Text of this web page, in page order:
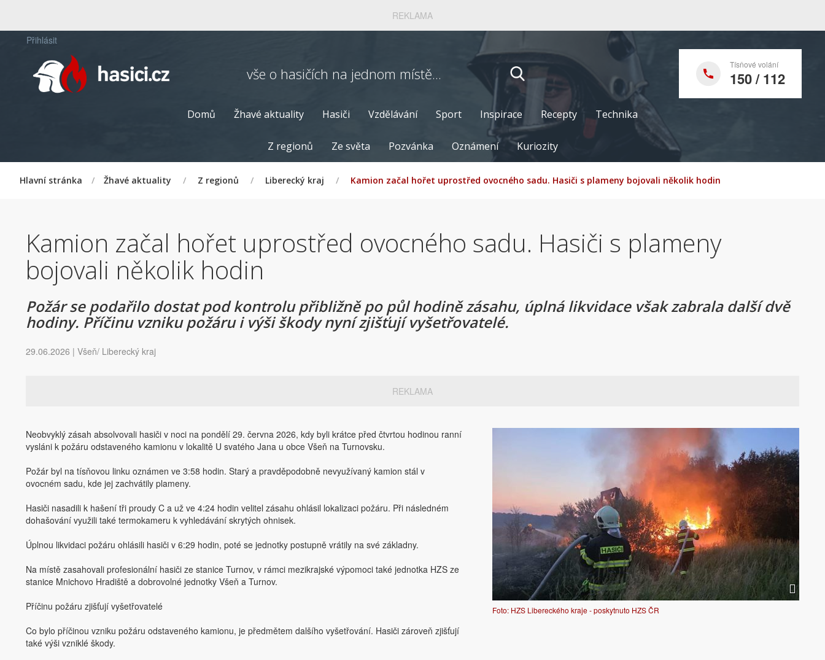
REKLAMA
Přihlásit
vše o hasičích na jednom místě... Tísňové volání
150 / 112
Domů Žhavé aktuality Hasiči Vzdělávání Sport Inspirace Recepty Technika
Z regionů Ze světa Pozvánka Oznámení Kuriozity
Hlavní stránka / Žhavé aktuality / Z regionů / Liberecký kraj / Kamion začal hořet uprostřed ovocného sadu. Hasiči s plameny bojovali několik hodin
Kamion začal hořet uprostřed ovocného sadu. Hasiči s plameny
bojovali několik hodin
Požár se podařilo dostat pod kontrolu přibližně po půl hodině zásahu, úplná likvidace však zabrala další dvě
hodiny. Příčinu vzniku požáru i výši škody nyní zjišťují vyšetřovatelé.
29.06.2026 | Všeň/ Liberecký kraj
REKLAMA
Foto: HZS Libereckého kraje - poskytnuto HZS ČR
Neobvyklý zásah absolvovali hasiči v noci na pondělí 29. června 2026, kdy byli krátce před čtvrtou hodinou ranní
vysláni k požáru odstaveného kamionu v lokalitě U svatého Jana u obce Všeň na Turnovsku.
Požár byl na tísňovou linku oznámen ve 3:58 hodin. Starý a pravděpodobně nevyužívaný kamion stál v
ovocném sadu, kde jej zachvátily plameny.
Hasiči nasadili k hašení tři proudy C a už ve 4:24 hodin velitel zásahu ohlásil lokalizaci požáru. Při následném
dohašování využili také termokameru k vyhledávání skrytých ohnisek.
Úplnou likvidaci požáru ohlásili hasiči v 6:29 hodin, poté se jednotky postupně vrátily na své základny.
Na místě zasahovali profesionální hasiči ze stanice Turnov, v rámci mezikrajské výpomoci také jednotka HZS ze
stanice Mnichovo Hradiště a dobrovolné jednotky Všeň a Turnov.
Příčinu požáru zjišťují vyšetřovatelé
Co bylo příčinou vzniku požáru odstaveného kamionu, je předmětem dalšího vyšetřování. Hasiči zároveň zjišťují
také výši vzniklé škody.